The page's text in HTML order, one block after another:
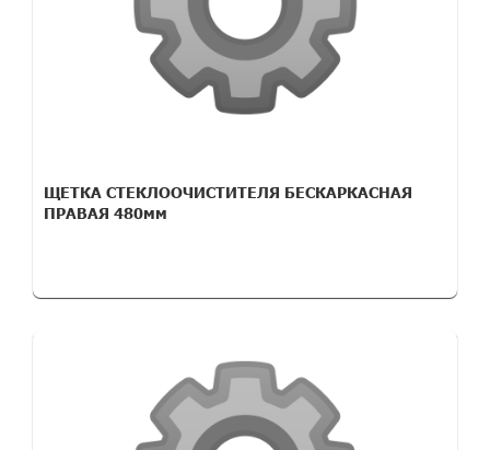
ЩЕТКА СТЕКЛООЧИСТИТЕЛЯ БЕСКАРКАСНАЯ
ПРАВАЯ 480мм